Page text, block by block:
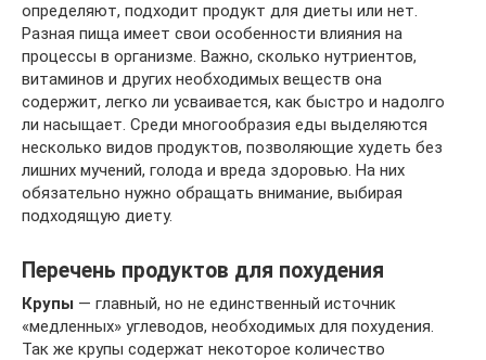
определяют, подходит продукт для диеты или нет.
Разная пища имеет свои особенности влияния на
процессы в организме. Важно, сколько нутриентов,
витаминов и других необходимых веществ она
содержит, легко ли усваивается, как быстро и надолго
ли насыщает. Среди многообразия еды выделяются
несколько видов продуктов, позволяющие худеть без
лишних мучений, голода и вреда здоровью. На них
обязательно нужно обращать внимание, выбирая
подходящую диету.
Перечень продуктов для похудения
Крупы — главный, но не единственный источник
«медленных» углеводов, необходимых для похудения.
Так же крупы содержат некоторое количество